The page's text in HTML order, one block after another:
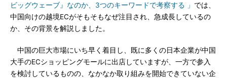
ビッグウェーブ』なのか、3つのキーワードで考察する 」 では、
中国向けの越境ECがそもそもなぜ注目され、急成長しているの
か、その背景を解説しました。
中国の巨大市場にいち早く着目し、既に多くの日本企業が中国
大手のECショッピングモールに出店していますが、一方で参入
を検討しているものの、なかなか取り組みを開始できていない企